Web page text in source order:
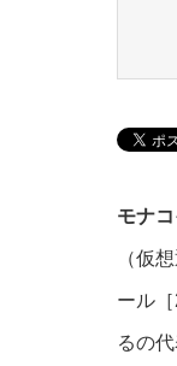
モナ
（仮
ール
るの